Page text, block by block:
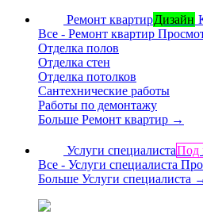
Ремонт квартирДизайн
Все - Ремонт квартир
Отделка полов
Отделка стен
Отделка потолков
Сантехнические работы
Работы по демонтажу
Больше Ремонт квартир →
Услуги специалистаПод
Все - Услуги специалиста
Больше Услуги специалиста